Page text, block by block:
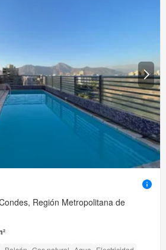
Región Metropolitana de